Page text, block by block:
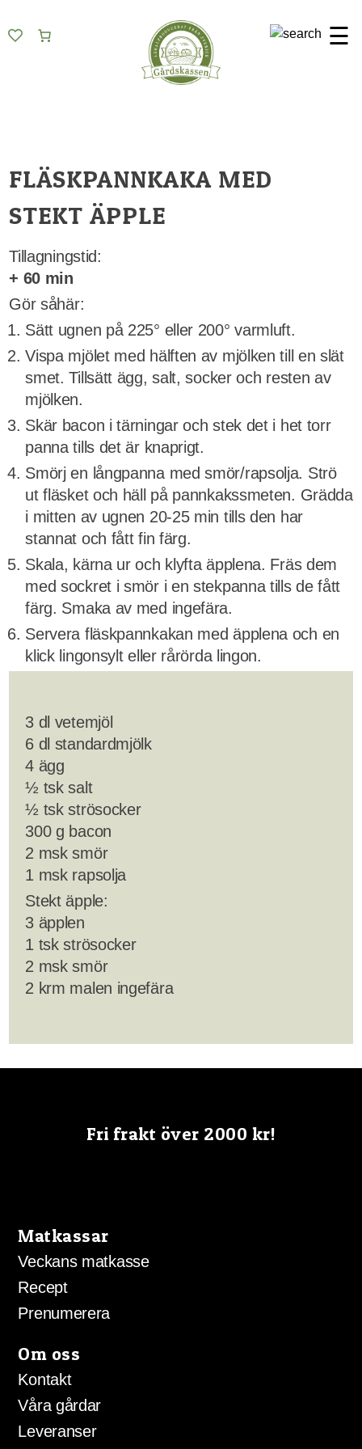
to
☰
FLÄSKPANNKAKA MED
STEKT ÄPPLE
Tillagningstid:
+ 60 min
Gör såhär:
Sätt ugnen på 225° eller 200° varmluft.
Vispa mjölet med hälften av mjölken till en slät
smet. Tillsätt ägg, salt, socker och resten av
mjölken.
Skär bacon i tärningar och stek det i het torr
panna tills det är knaprigt.
Smörj en långpanna med smör/rapsolja. Strö
ut fläsket och häll på pannkakssmeten. Grädda
i mitten av ugnen 20-25 min tills den har
stannat och fått fin färg.
Skala, kärna ur och klyfta äpplena. Fräs dem
med sockret i smör i en stekpanna tills de fått
färg. Smaka av med ingefära.
Servera fläskpannkakan med äpplena och en
klick lingonsylt eller rårörda lingon.
3 dl vetemjöl
6 dl standardmjölk
4 ägg
½ tsk salt
½ tsk strösocker
300 g bacon
2 msk smör
1 msk rapsolja
Stekt äpple:
3 äpplen
1 tsk strösocker
2 msk smör
2 krm malen ingefära
Fri frakt över 2000 kr!
Matkassar
Veckans matkasse
Recept
Prenumerera
Om oss
Kontakt
Våra gårdar
Leveranser